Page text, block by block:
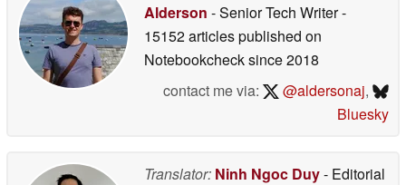
Alderson - Senior Tech Writer-
15152 articles published on
Notebookchecksince 2018
contact me via:
@aldersonaj,
Bluesky
Translator: Ninh Ngoc Duy- Editorial